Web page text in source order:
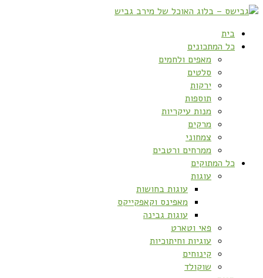
בית
כל המתכונים
מאפים ולחמים
סלטים
ירקות
תוספות
מנות עיקריות
מרקים
צמחוני
ממרחים ורטבים
כל המתוקים
עוגות
עוגות בחושות
מאפינס וקאפקייקס
עוגות גבינה
פאי וטארט
עוגיות וחיתוכיות
קינוחים
שוקולד